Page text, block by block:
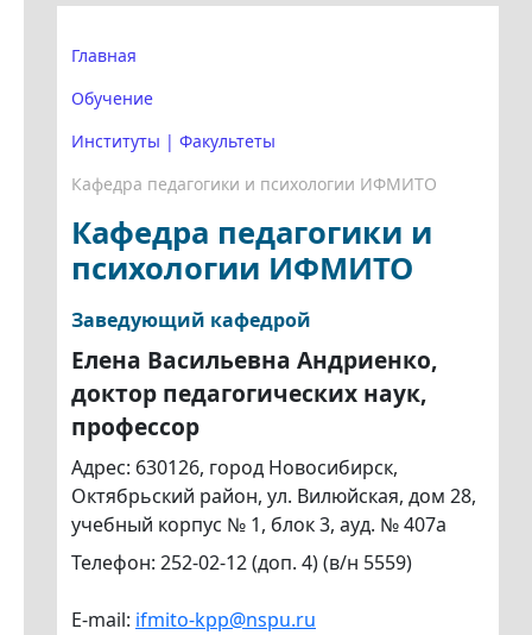
Главная
Обучение
Институты | Факультеты
Кафедра педагогики и психологии ИФМИТО
Кафедра педагогики и
психологии ИФМИТО
Заведующий кафедрой
Елена Васильевна Андриенко,
доктор педагогических наук,
профессор
Адрес: 630126, город Новосибирск,
Октябрьский район, ул. Вилюйская, дом 28,
учебный корпус № 1, блок 3, ауд. № 407а
Телефон: 252-02-12 (доп. 4) (в/н 5559)
E-mail: ifmito-kpp@nspu.ru